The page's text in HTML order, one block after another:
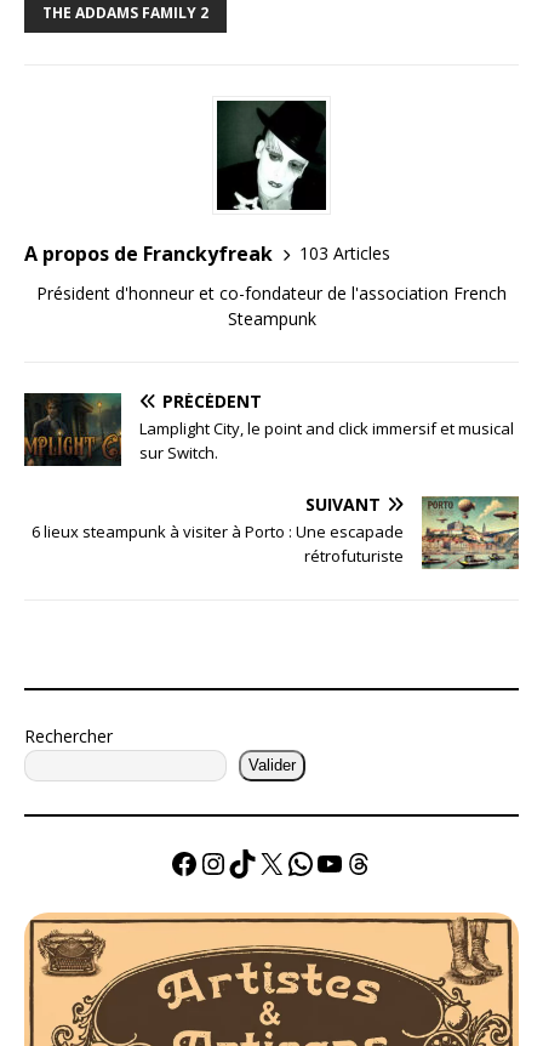
THE ADDAMS FAMILY 2
A propos de Franckyfreak
103 Articles
Président d'honneur et co-fondateur de l'association French
Steampunk
PRÉCÉDENT
Lamplight City, le point and click immersif et musical
sur Switch.
SUIVANT
6 lieux steampunk à visiter à Porto : Une escapade
rétrofuturiste
Rechercher
Valider